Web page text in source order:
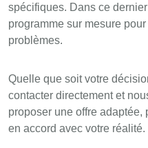
spécifiques. Dans ce
programme sur mesure
problèmes.
Quelle que soit votre
contacter directement et
proposer une offre
en accord avec votre réalité.